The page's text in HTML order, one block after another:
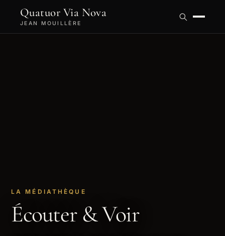
Quatuor Via Nova
JEAN MOUILLÈRE
LA MÉDIATHÈQUE
Écouter & Voir